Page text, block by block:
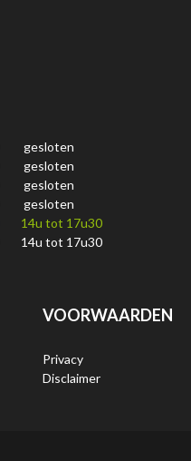
gesloten
gesloten
gesloten
gesloten
14u tot 17u30
14u tot 17u30
VOORWAARDEN
Privacy
Disclaimer